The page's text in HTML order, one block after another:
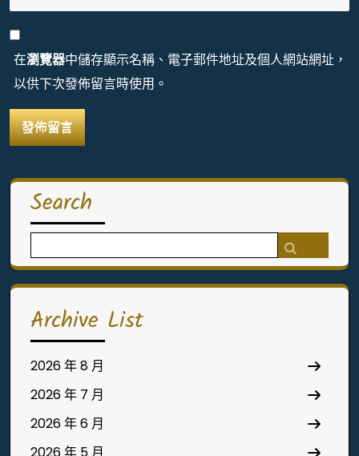
在瀏覽器中儲存顯示名稱、電子郵件地址及個人網站網址，
以供下次發佈留言時使用。
Search
for:
Archive List
2026 年 8 月
2026 年 7 月
2026 年 6 月